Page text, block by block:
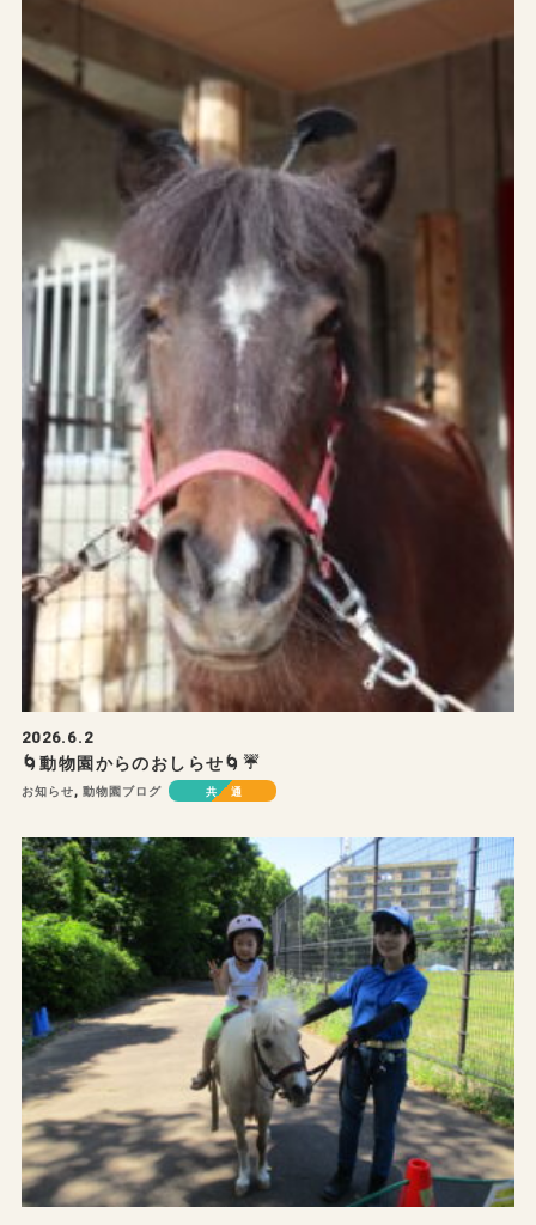
2026.6.2
🌀動物園からのおしらせ🌀☔
お知らせ, 動物園ブログ 共通